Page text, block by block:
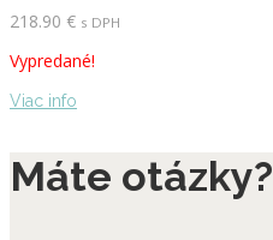
218.90 € s DPH
Vypredané!
Viac info
Máte otázky?